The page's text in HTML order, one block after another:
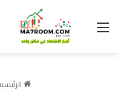
القائمة